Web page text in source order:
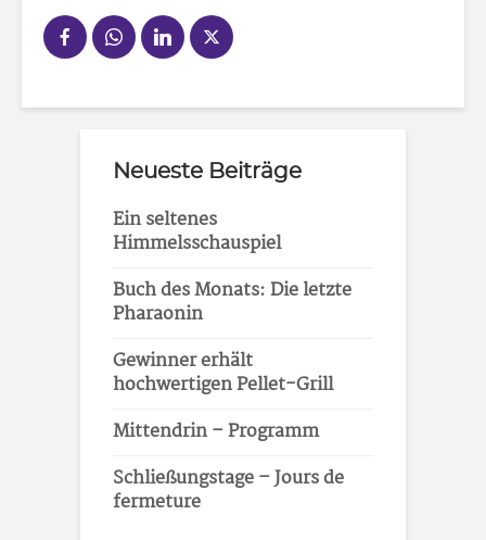
Neueste Beiträge
Ein seltenes
Himmelsschauspiel
Buch des Monats: Die letzte
Pharaonin
Gewinner erhält
hochwertigen Pellet-Grill
Mittendrin – Programm
Schließungstage – Jours de
fermeture